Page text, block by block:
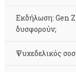
Εκδήλωση: Gen
δυσφορούν;
Ψυχεδελικός